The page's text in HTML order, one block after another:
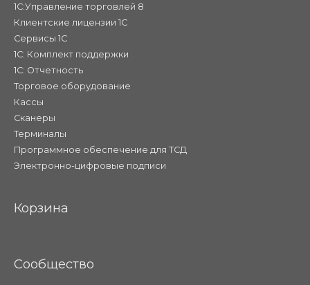
1С:Управление торговлей 8
Клиентские лицензии 1С
Сервисы 1С
1С: Комплект поддержки
1С: Отчетность
Торговое оборудование
Кассы
Сканеры
Терминалы
Программное обеспечение для ТСД
Электронно-цифровые подписи
Корзина
Сообщество